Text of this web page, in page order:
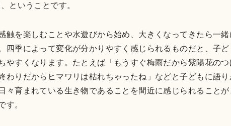
ということです。
触を楽しむことや水遊びから始め、大きくなってきたら一
四季によって変化が分かりやすく感じられるものだと、子ど
やすくなります。たとえば「もうすぐ梅雨だから紫陽花のつ
わりだからヒマワリは枯れちゃったね」などと子どもに語り
々育まれている生き物であることを間近に感じられることが
す。